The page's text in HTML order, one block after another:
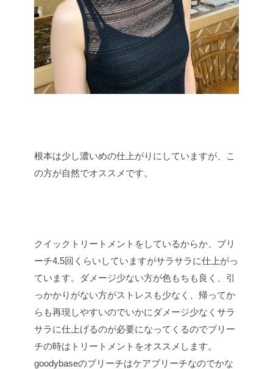
根本は少し濃いめの仕上がりにしていますが、こ
の方が自然でオススメです。
クイックトリートメントをしているからか、ブリ
ーチ4.5回くらいしていますがサラサラに仕上がっ
ています。ダメージ少ない方が色もちも良く、引
っかかりがない方がストレスも少なく、帰ってか
らも再現しやすいのでいかにダメージ少なくサラ
サラに仕上げるのが必要になってくるのでブリー
チの時はトリートメントをオススメします。
goodybaseのブリーチはケアブリーチなのでかな